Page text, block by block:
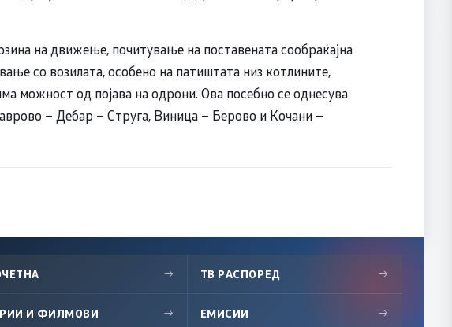
на движење, почитување на поставената сообраќајна
со возилата, особено на патиштата низ котлините,
можност од појава на одрони. Ова посебно се однесува
– Дебар – Струга, Виница – Берово и Кочани –
→ ТВ РАСПОРЕД →
И ФИЛМОВИ → ЕМИСИИ →